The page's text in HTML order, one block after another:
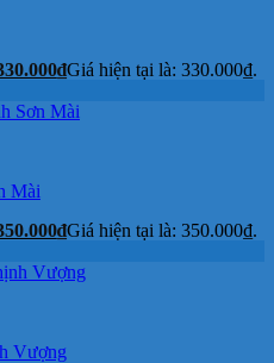
₫Giá hiện tại là: 330.000₫.
Mài
₫Giá hiện tại là: 350.000₫.
Vượng